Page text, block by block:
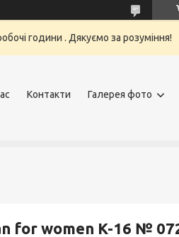
години . Дякуємо за розуміння!
Контакти Галерея фото
for women K-16 №